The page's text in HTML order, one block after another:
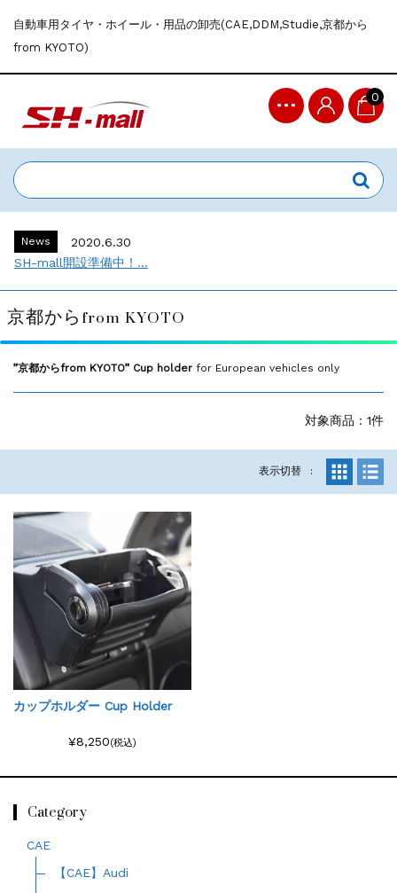
自動車用タイヤ・ホイール・用品の卸売(CAE,DDM,Studie,京都から
from KYOTO)
0
News
2020.6.30
SH-mall開設準備中！...
京都からfrom KYOTO
”京都からfrom KYOTO” Cup holderfor European vehicles only
対象商品：1件
表示切替
カップホルダー Cup Holder
¥8,250(税込)
Category
CAE
【CAE】Audi